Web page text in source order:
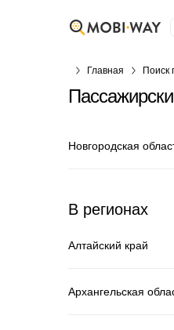
Главная Поиск
Новгородская
В регионах
Алтайский край
Архангельская